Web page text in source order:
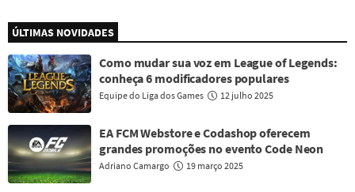
ÚLTIMAS NOVIDADES
Como mudar sua voz em League of Legends:
conheça 6 modificadores populares
Equipe do Liga dos Games 12 julho 2025
EA FCM Webstore e Codashop oferecem
grandes promoções no evento Code Neon
Adriano Camargo 19 março 2025